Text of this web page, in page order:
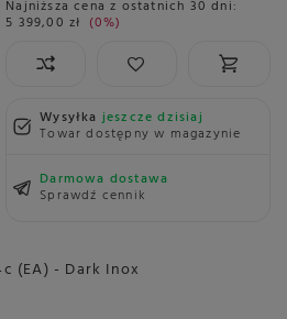
Najniższa cena z ostatnich 30 dni:
5 399,00 zł 0%
Wysyłkajeszcze dzisiaj
Towar dostępny w magazynie
Darmowa dostawa
Sprawdź cennik
(EA) - Dark Inox